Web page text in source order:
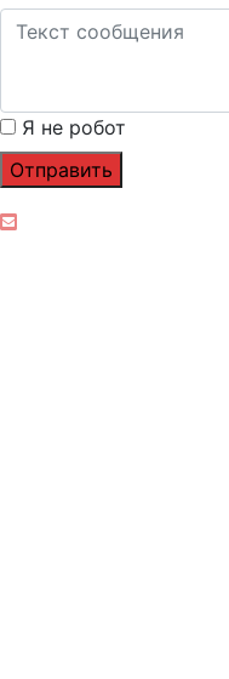
Я не робот
Отправить